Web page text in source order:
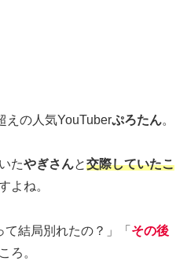
えの人気YouTuberぷろたん。
たやぎさんと交際していたこ
よね。
結局別れたの？」「 その後
ろ。